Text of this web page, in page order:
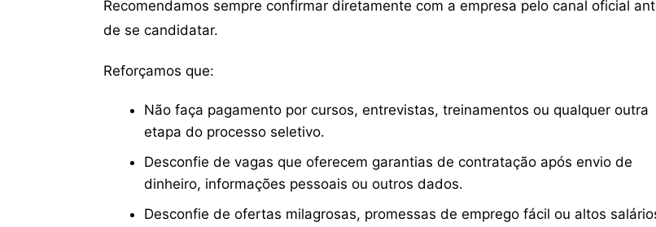
Recomendamos sempre confirmar diretamente com a empresa pelo canal oficial
de se candidatar.
Reforçamos que:
Não faça pagamento por cursos, entrevistas, treinamentos ou qualquer outra
etapa do processo seletivo.
Desconfie de vagas que oferecem garantias de contratação após envio de
dinheiro, informações pessoais ou outros dados.
Desconfie de ofertas milagrosas, promessas de emprego fácil ou altos